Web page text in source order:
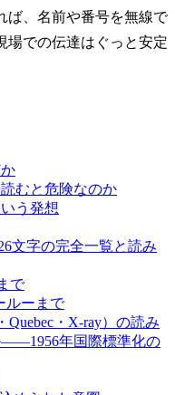
ば、名前や番号を無線で
場での伝達はぐっと安定
むと危険なのか
う発想
文字の完全一覧と読み
で
ルーまで
Quebec・X-ray）の読み
――1956年国際標準化の